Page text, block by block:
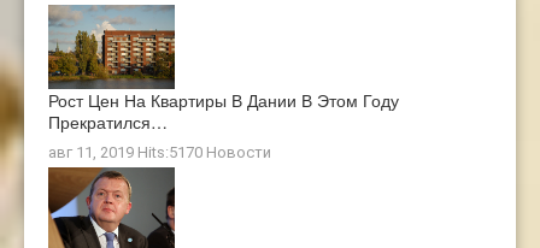
Рост Цен На Квартиры В Дании В Этом Году
Прекратился…
авг 11, 2019 Hits:5170 Новости